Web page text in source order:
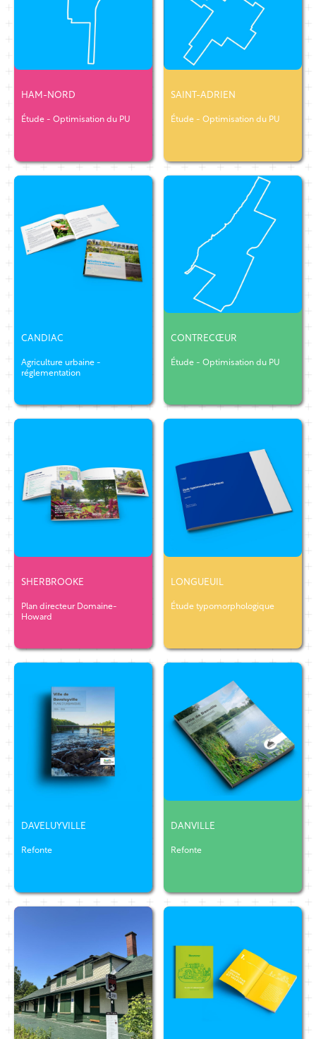
HAM-NORD
Étude - Optimisation du PU
SAINT-ADRIEN
Étude - Optimisation du PU
CANDIAC
Agriculture urbaine -
réglementation
CONTRECŒUR
Étude - Optimisation du PU
SHERBROOKE
Plan directeur Domaine-
Howard
LONGUEUIL
Étude typomorphologique
DAVELUYVILLE
Refonte
DANVILLE
Refonte